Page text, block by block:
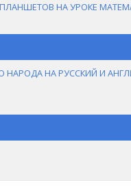
НА УРОКЕ
НА РУССКИЙ И